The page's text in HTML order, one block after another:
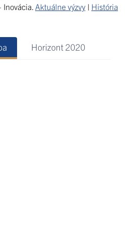
Aktuálne výzvy | História
Horizont 2020